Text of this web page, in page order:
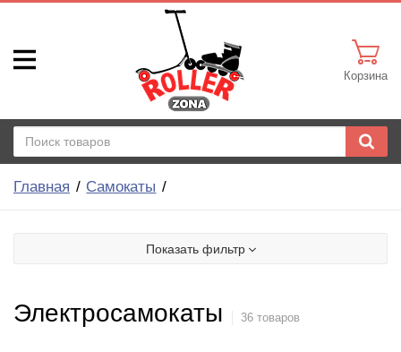
Корзина
Главная Самокаты
Показать фильтр
Электросамокаты 36 товаров